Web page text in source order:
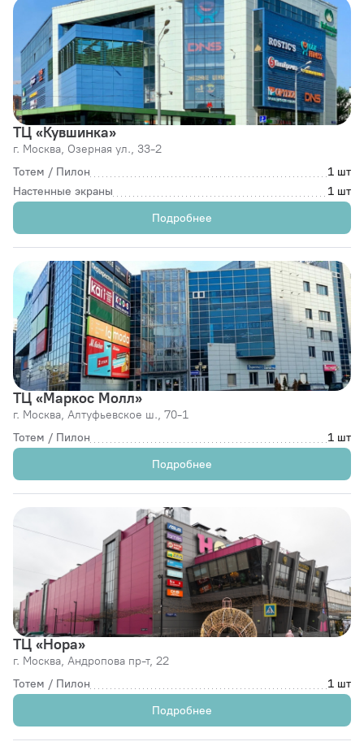
ТЦ «Кувшинка»
г. Москва, Озерная ул., 33-2
Тотем / Пилон
1 шт
Настенные экраны
1 шт
Подробнее
ТЦ «Маркос Молл»
г. Москва, Алтуфьевское ш., 70-1
Тотем / Пилон
1 шт
Подробнее
ТЦ «Нора»
г. Москва, Андропова пр-т, 22
Тотем / Пилон
1 шт
Подробнее